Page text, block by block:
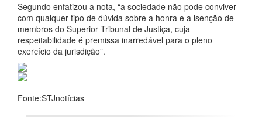
Segundo enfatizou a nota, “a sociedade não pode conviver
com qualquer tipo de dúvida sobre a honra e a isenção de
membros do Superior Tribunal de Justiça, cuja
respeitabilidade é premissa inarredável para o pleno
exercício da jurisdição”.
Fonte:STJnotícias